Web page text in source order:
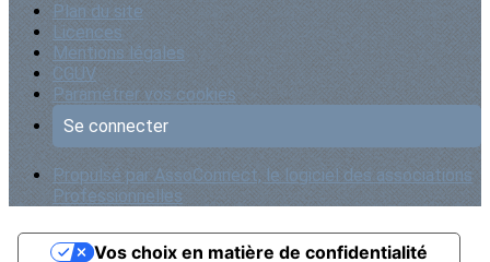
Plan du site
Licences
Mentions légales
CGUV
Paramétrer vos cookies
Se connecter
Propulsé par AssoConnect, le logiciel des associations
Professionnelles
Vos choix en matière de confidentialité